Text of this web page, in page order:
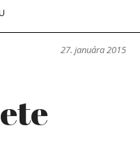
27. januára 2015